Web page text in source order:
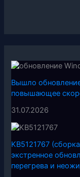
Вышло
повышающее
31.07.2026
KB5121767
экстренное
перегрева и